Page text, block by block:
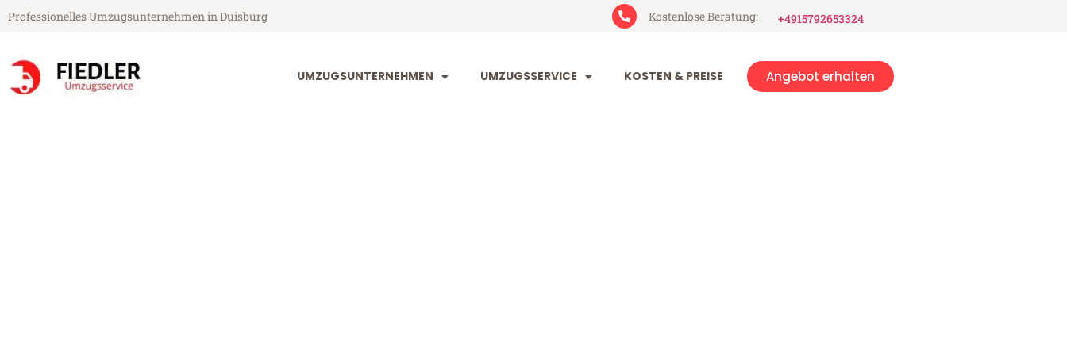
Professionelles Umzugsunternehmen in Duisburg Kostenlose Beratung: +4915792653324
UMZUGSUNTERNEHMEN UMZUGSSERVICE KOSTEN & PREISE Angebot erhalten